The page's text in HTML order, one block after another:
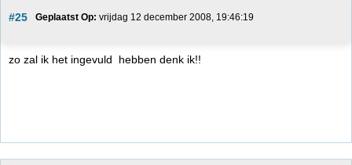
#25 Geplaatst Op: vrijdag 12 december 2008, 19:46:19
zo zal ik het ingevuld hebben denk ik!!